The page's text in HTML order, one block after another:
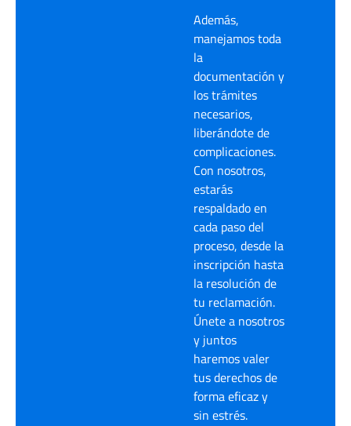
Además,
manejamos toda
la
documentación y
los trámites
necesarios,
liberándote de
complicaciones.
Con nosotros,
estarás
respaldado en
cada paso del
proceso, desde la
inscripción hasta
la resolución de
tu reclamación.
Únete a nosotros
y juntos
haremos valer
tus derechos de
forma eficaz y
sin estrés.